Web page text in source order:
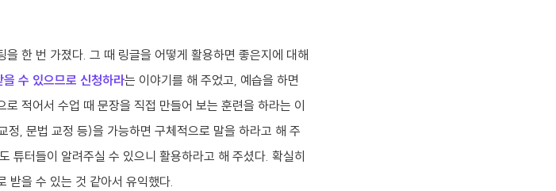
한 번 가졌다. 그 때 링글을 어떻게 활용하면 좋은지에 대해
수 있으므로 신청하라는 이야기를 해 주었고, 예습을 하면
적어서 수업 때 문장을 직접 만들어 보는 훈련을 하라는 이
, 문법 교정 등)을 가능하면 구체적으로 말을 하라고 해 주
튜터들이 알려주실 수 있으니 활용하라고 해 주셨다. 확실히
받을 수 있는 것 같아서 유익했다.